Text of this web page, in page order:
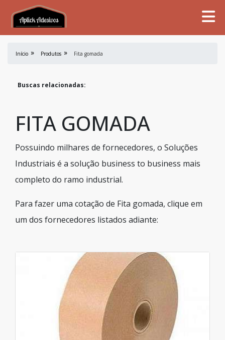
Início Produtos Fita gomada
Buscas relacionadas:
FITA GOMADA
Possuindo milhares de fornecedores, o Soluções
Industriais é a solução business to business mais
completo do ramo industrial.
Para fazer uma cotação de Fita gomada, clique em
um dos fornecedores listados adiante: